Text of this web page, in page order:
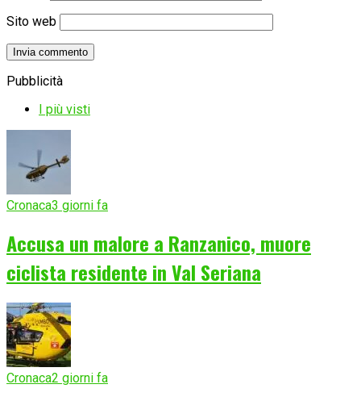
Sito web
Pubblicità
I più visti
Cronaca3 giorni fa
Accusa un malore a Ranzanico, muore
ciclista residente in Val Seriana
Cronaca2 giorni fa